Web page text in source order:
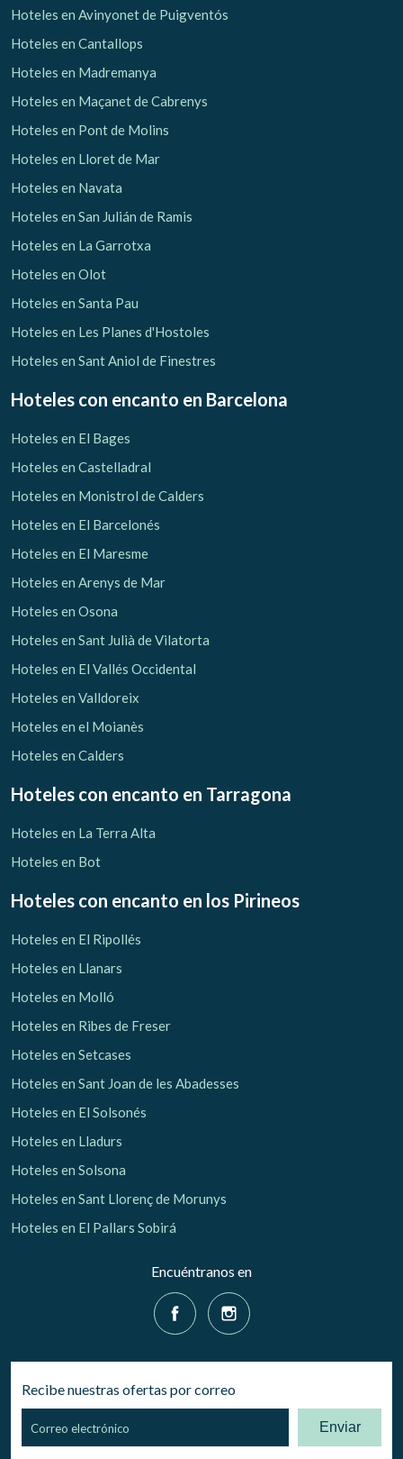
Hoteles en Avinyonet de Puigventós
Hoteles en Cantallops
Hoteles en Madremanya
Hoteles en Maçanet de Cabrenys
Hoteles en Pont de Molins
Hoteles en Lloret de Mar
Hoteles en Navata
Hoteles en San Julián de Ramis
Hoteles en La Garrotxa
Hoteles en Olot
Hoteles en Santa Pau
Hoteles en Les Planes d'Hostoles
Hoteles en Sant Aniol de Finestres
Hoteles con encanto en Barcelona
Hoteles en El Bages
Hoteles en Castelladral
Hoteles en Monistrol de Calders
Hoteles en El Barcelonés
Hoteles en El Maresme
Hoteles en Arenys de Mar
Hoteles en Osona
Hoteles en Sant Julià de Vilatorta
Hoteles en El Vallés Occidental
Hoteles en Valldoreix
Hoteles en el Moianès
Hoteles en Calders
Hoteles con encanto en Tarragona
Hoteles en La Terra Alta
Hoteles en Bot
Hoteles con encanto en los Pirineos
Hoteles en El Ripollés
Hoteles en Llanars
Hoteles en Molló
Hoteles en Ribes de Freser
Hoteles en Setcases
Hoteles en Sant Joan de les Abadesses
Hoteles en El Solsonés
Hoteles en Lladurs
Hoteles en Solsona
Hoteles en Sant Llorenç de Morunys
Hoteles en El Pallars Sobirá
Encuéntranos en
Recibe nuestras ofertas por correo
Enviar